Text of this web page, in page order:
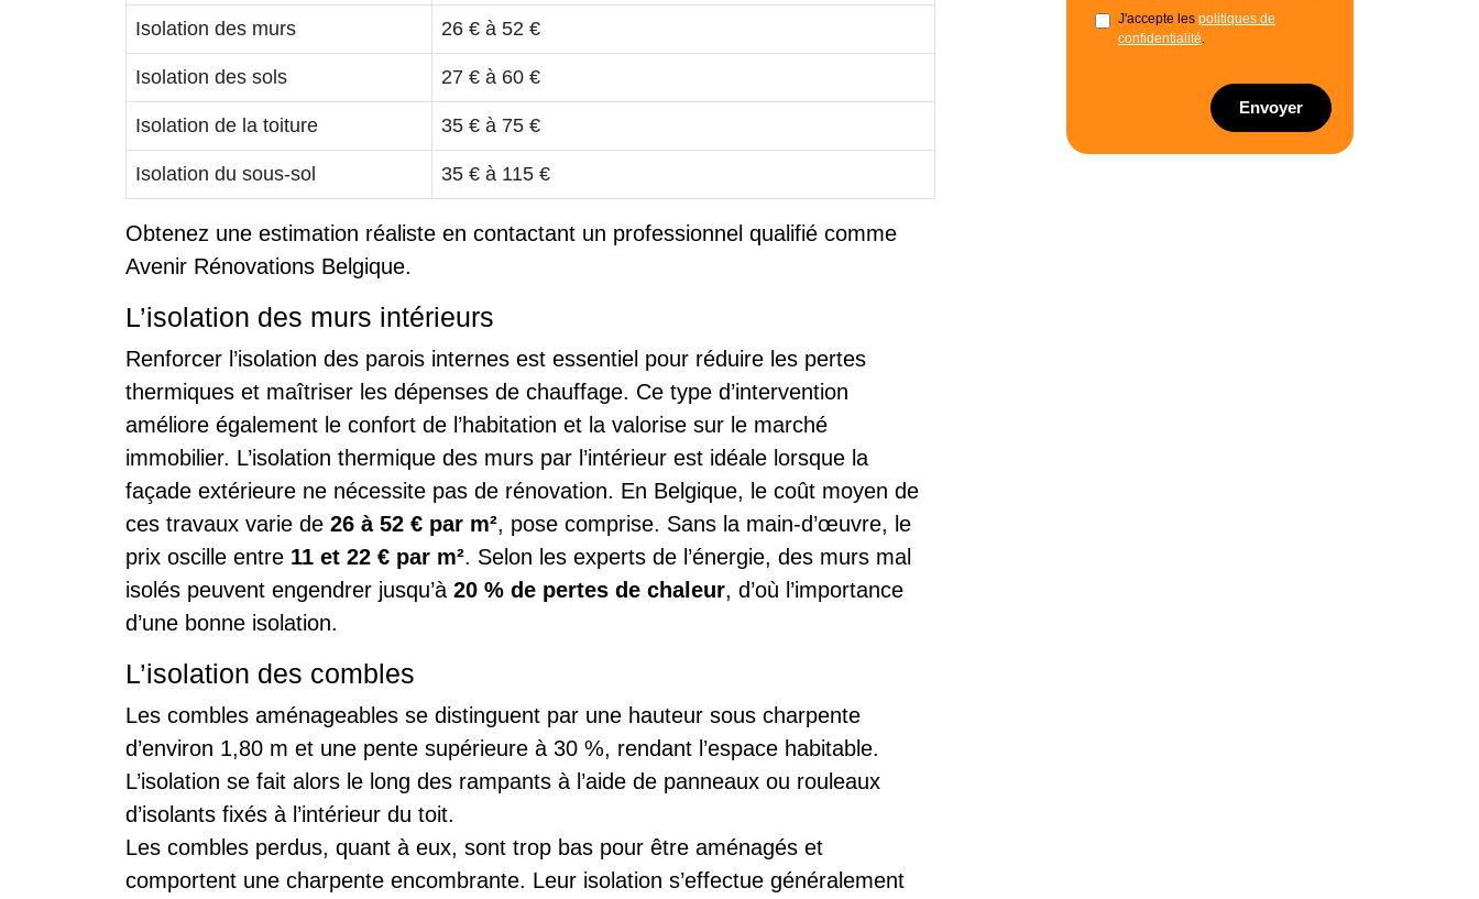
Isolation des murs 26 € à 52 €
Isolation des sols 27 € à 60 €
Isolation de la toiture 35 € à 75 €
Isolation du sous-sol 35 € à 115 €
Obtenez une estimation réaliste en contactant un professionnel qualifié comme
Avenir Rénovations Belgique.
L’isolation des murs intérieurs
Renforcer l’isolation des parois internes est essentiel pour réduire les pertes
thermiques et maîtriser les dépenses de chauffage. Ce type d’intervention
améliore également le confort de l’habitation et la valorise sur le marché
immobilier. L’isolation thermique des murs par l’intérieur est idéale lorsque la
façade extérieure ne nécessite pas de rénovation. En Belgique, le coût moyen de
ces travaux varie de 26 à 52 € par m², pose comprise. Sans la main-d’œuvre, le
prix oscille entre 11 et 22 € par m². Selon les experts de l’énergie, des murs mal
isolés peuvent engendrer jusqu’à 20 % de pertes de chaleur, d’où l’importance
d’une bonne isolation.
L’isolation des combles
Les combles aménageables se distinguent par une hauteur sous charpente
d’environ 1,80 m et une pente supérieure à 30 %, rendant l’espace habitable.
L’isolation se fait alors le long des rampants à l’aide de panneaux ou rouleaux
d’isolants fixés à l’intérieur du toit.
Les combles perdus, quant à eux, sont trop bas pour être aménagés et
comportent une charpente encombrante. Leur isolation s’effectue généralement
J'accepte les politiques de
confidentialité.
Envoyer